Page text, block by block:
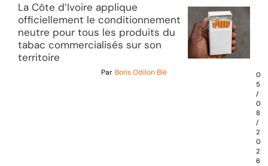
La Côte d’Ivoire applique
officiellement le conditionnement
neutre pour tous les produits du
tabac commercialisés sur son
territoire
Par Boris Odilon Blé
0
5
/
0
8
/
2
0
2
6